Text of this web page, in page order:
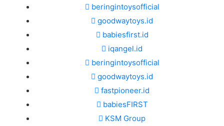
beringintoysofficial
goodwaytoys.id
babiesfirst.id
iqangel.id
beringintoysofficial
goodwaytoys.id
fastpioneer.id
babiesFIRST
KSM Group